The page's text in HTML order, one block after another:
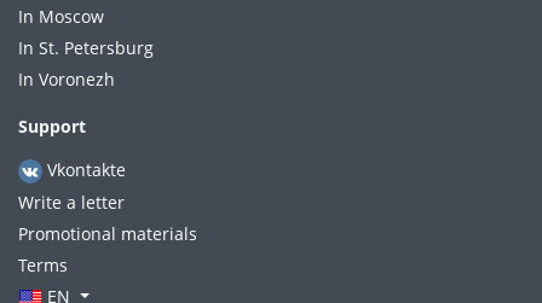
In Moscow
In St. Petersburg
In Voronezh
Support
Vkontakte
Write a letter
Promotional materials
Terms
EN